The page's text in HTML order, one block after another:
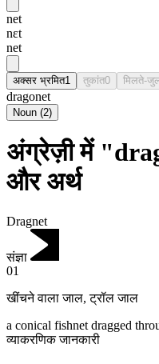
net
nɛt
net
अक्सर भ्रमित1 तुकांत0 मिलते-
dragonet
Noun (2)
अंग्रेज़ी में
और अर्थ
Dragnet
संज्ञा
01
खींचने वाला जाल,ट्रॉल जाल
a conical fishnet dragged
व्याकरणिक जानकारी